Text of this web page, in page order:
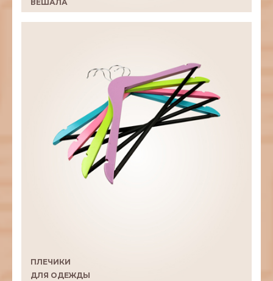
ВЕШАЛА
ПЛЕЧИКИ
ДЛЯ ОДЕЖДЫ